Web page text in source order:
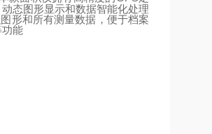
态图形显示和数据智能化处理
形和所有测量数据，便于档案
能